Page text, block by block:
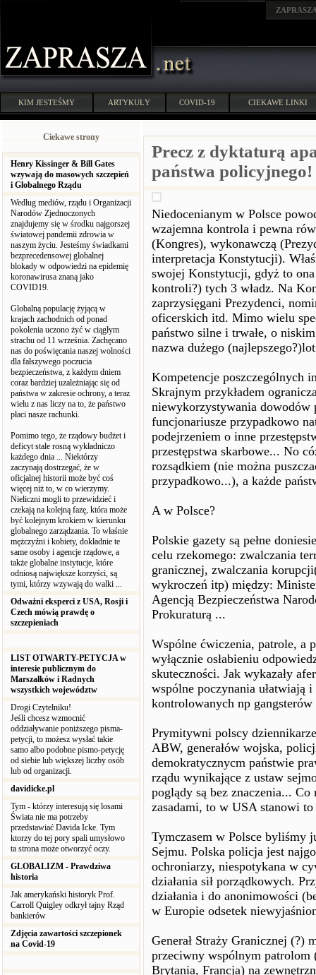
KIM JESTEŚMY ARTYKUŁY COVID-19 CIEKAWE LINKI
Ciekawe strony
Henry Kissinger & Bill Gates
wzywają do masowych szczepień
i Globalnego Rządu
Według mediów, rządu i Organizacji
Narodów Zjednoczonych
znajdujemy się w środku najgorszej
światowej pandemii zdrowia w
naszym życiu. Jesteśmy świadkami
bezprecedensowej globalnej
blokady w odpowiedzi na epidemię
koronawirusa znaną jako
COVID19.
Globalną populację żyjącą w
krajach zachodnich od ponad
pokolenia uczono żyć w ciągłym
strachu od 11 września. Zachęcano
nas do poświęcania naszej wolności
dla fałszywego poczucia
bezpieczeństwa, z każdym dniem
coraz bardziej uzależniając się od
państwa w zakresie ochrony, a teraz
wielu z nas liczy na to, że państwo
płaci nasze rachunki.
Pomimo tego, że rządowy budżet i
deficyt stale rosną wykładniczo
każdego dnia ... Niektórzy
zaczynają dostrzegać, że w
oficjalnej historii może być coś
więcej niż to, w co wierzymy.
Nieliczni mogli to przewidzieć i
czekają na kolejną fazę, która może
być kolejnym krokiem w kierunku
globalnego zarządzania. To właśnie
mężczyźni i kobiety, dokładnie te
same osoby i agencje rządowe, a
także globalne instytucje, które
odniosą największe korzyści, są
tymi, którzy wzywają do walki ...
Odważni eksperci z USA, Rosji i
Czech mówią prawdę o
szczepieniach
LIST OTWARTY-PETYCJA w
interesie publicznym do
Marszałków i Radnych
wszystkich województw
Drogi Czytelniku!
Jeśli chcesz wzmocnić
oddziaływanie poniższego pisma-
petycji, to możesz wysłać takie
samo albo podobne pismo-petycję
od siebie lub większej liczby osób
lub od organizacji.
davidicke.pl
Tym - którzy interesują się losami
Świata nie ma potrzeby
przedstawiać Davida Icke. Tym
ktorzy do tej pory spali umysłowo
ta strona może otworzyć oczy.
GLOBALIZM - Prawdziwa
historia
Jak amerykański historyk Prof.
Carroll Quigley odkrył tajny Rząd
bankierów
Zdjęcia zawartości szczepionek
na Covid-19
Precz z dyktaturą
państwa policyjnego!
Niedocenianym w Polsce
wzajemna kontrola i pewna
(Kongres), wykonawczą
interpretacja Konstytucji).
swojej Konstytucji, gdyż to ona
kontroli?) tych 3 władz. Na
zaprzysięgani Prezydenci,
oficerskich itd. Mimo wielu
państwo silne i trwałe, o
nazwa dużego
Kompetencje poszczególnych
Skrajnym przykładem
niewykorzystywania dowodów
funcjonariusze przypadkowo
podejrzeniem o inne
przestępstwa skarbowe... No
rozsądkiem (nie można
przypadkowo...), a każde
A w Polsce?
Polskie gazety są pełne
celu rzekomego: zwalczania
granicznej, zwalczania
wykroczeń itp) między:
Agencją Bezpieczeństwa
Prokuraturą ...
Wspólne ćwiczenia, patrole, a
wyłącznie osłabieniu
skuteczności. Jak wykazały
wspólne poczynania ułatwiają
kontrolowanych np
Prymitywni polscy
ABW, generałów wojska,
demokratycznycm państwie
rządu wynikające z ustaw
poglądy są bez znaczenia...
zasadami, to w USA stanowi
Tymczasem w Polsce byliśmy
Sejmu. Polska policja jest
ochroniarzy, niespotykana w
działania sił porządkowych.
działania i do anonimowości
w Europie odsetek
Generał Straży Granicznej (?)
przeciwny wspólnym patrolom
Brytania, Francja) na